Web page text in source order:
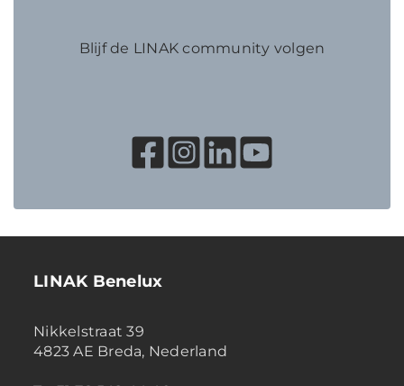
Blijf de LINAK community volgen
LINAK Benelux
Nikkelstraat 39
4823 AE Breda, Nederland